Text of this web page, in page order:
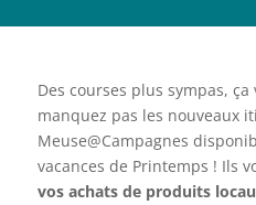
Des courses plus sympas,
manquez pas les nouveaux
Meuse@Campagnes
vacances de Printemps ! Ils
vos achats de produits